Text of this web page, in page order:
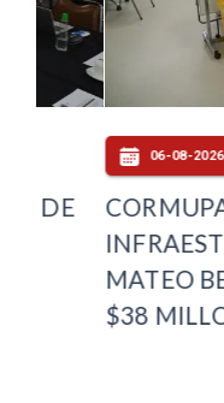
06-08-2026 20:00
CORMUPA
MATEO
$38 MILLONES